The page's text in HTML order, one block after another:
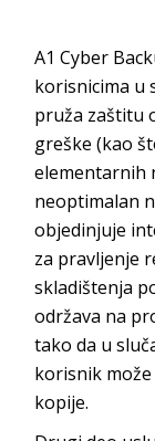
A1 Cyber
korisnicima u
pruža zaštitu
greške (kao
elementarnih
neoptimalan
objedinjuje
za pravljenje
skladištenja
održava na
tako da u
korisnik
kopije.